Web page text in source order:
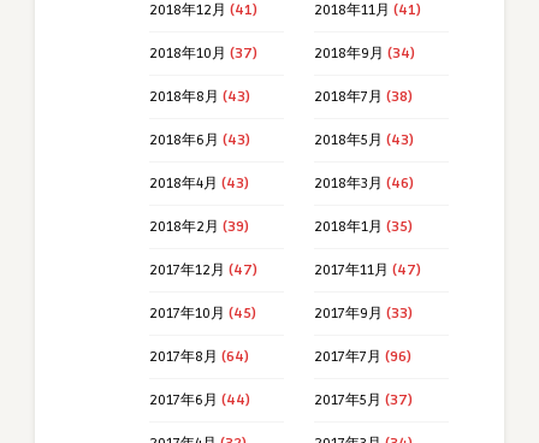
2018年12月 (41) 2018年11月 (41)
2018年10月 (37) 2018年9月 (34)
2018年8月 (43) 2018年7月 (38)
2018年6月 (43) 2018年5月 (43)
2018年4月 (43) 2018年3月 (46)
2018年2月 (39) 2018年1月 (35)
2017年12月 (47) 2017年11月 (47)
2017年10月 (45) 2017年9月 (33)
2017年8月 (64) 2017年7月 (96)
2017年6月 (44) 2017年5月 (37)